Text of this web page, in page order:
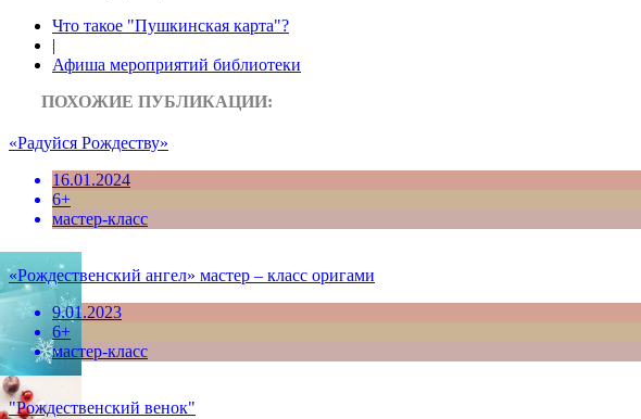
Что такое "Пушкинская карта"?
|
Афиша мероприятий библиотеки
ПОХОЖИЕ ПУБЛИКАЦИИ:
«Радуйся Рождеству»
16.01.2024
6+
мастер-класс
«Рождественский ангел» мастер – класс оригами
9.01.2023
6+
мастер-класс
"Рождественский венок"